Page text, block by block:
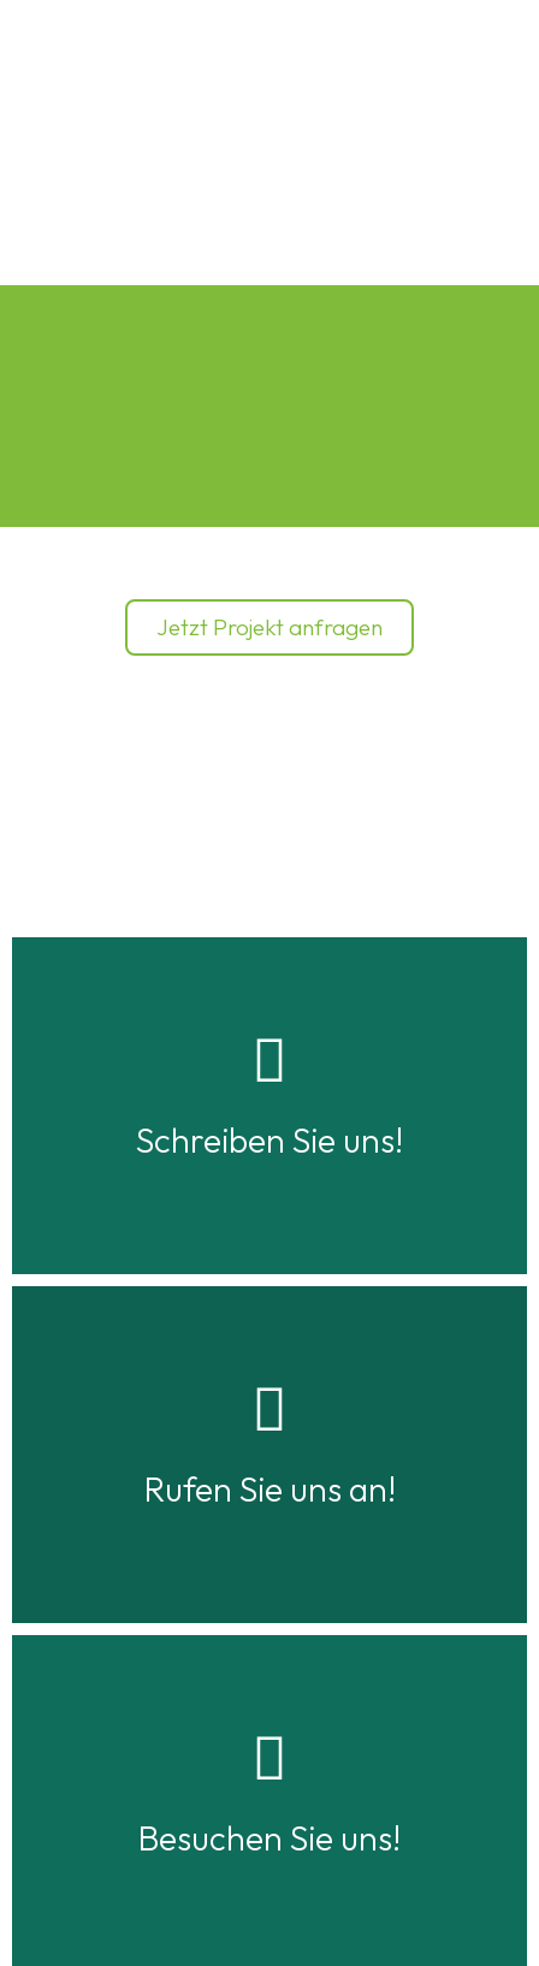
Jetzt Projekt anfragen
Schreiben Sie uns!
Per E-Mail
Rufen Sie uns an!
Telefonnummer
Besuchen Sie uns!
Jetzt Route planen